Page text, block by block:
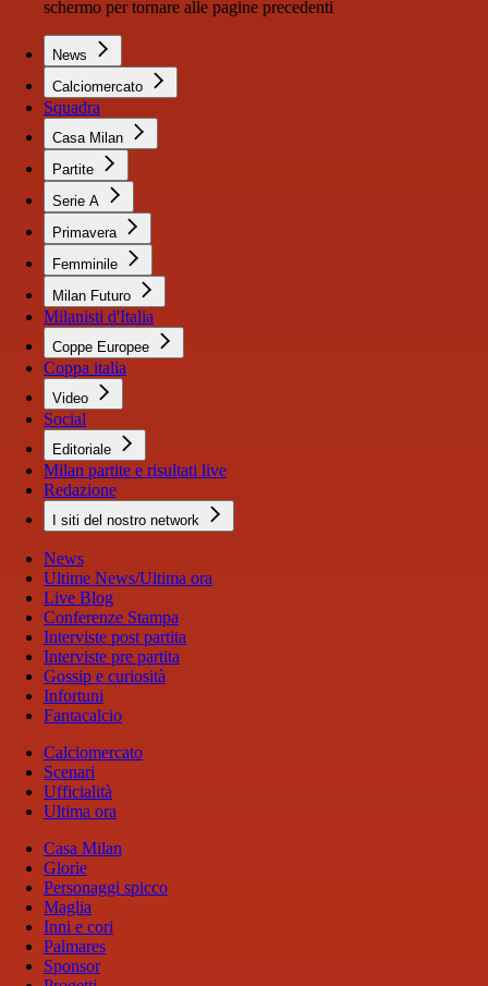
schermo per tornare alle pagine precedenti
News
Calciomercato
Squadra
Casa Milan
Partite
Serie A
Primavera
Femminile
Milan Futuro
Milanisti d'Italia
Coppe Europee
Coppa italia
Video
Social
Editoriale
Milan partite e risultati live
Redazione
I siti del nostro network
News
Ultime News/Ultima ora
Live Blog
Conferenze Stampa
Interviste post partita
Interviste pre partita
Gossip e curiosità
Infortuni
Fantacalcio
Calciomercato
Scenari
Ufficialità
Ultima ora
Casa Milan
Glorie
Personaggi spicco
Maglia
Inni e cori
Palmares
Sponsor